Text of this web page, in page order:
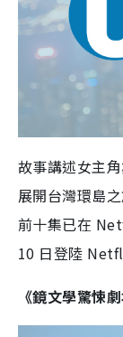
故事講述女主
展開台灣環島
前十集已在
10 日登陸
《鏡文學驚悚